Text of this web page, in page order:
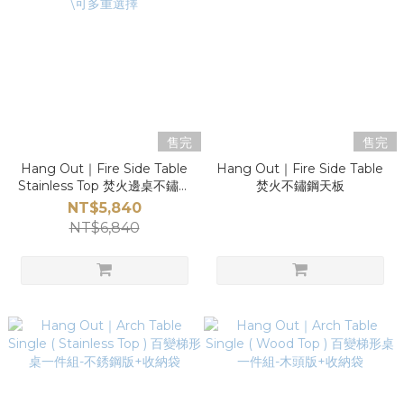
售完
Hang Out｜Fire Side Table
Stainless Top 焚火邊桌不鏽鋼
組\可多重選擇
NT$5,840
NT$6,840
售完
Hang Out｜Fire Side Table
焚火不鏽鋼天板